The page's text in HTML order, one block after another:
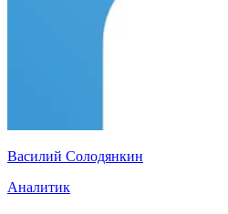
Василий Солодянкин
Аналитик